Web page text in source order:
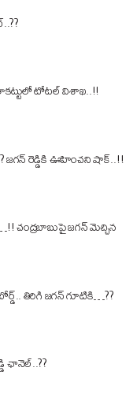
టోటల్ విశాఖ..!!
జగన్ రెడ్డికి ఊహించని షాక్..!!
చంద్రబాబుపై జగన్‌ మెచ్చిన
తిరిగి జగన్‌ గూటికి…??